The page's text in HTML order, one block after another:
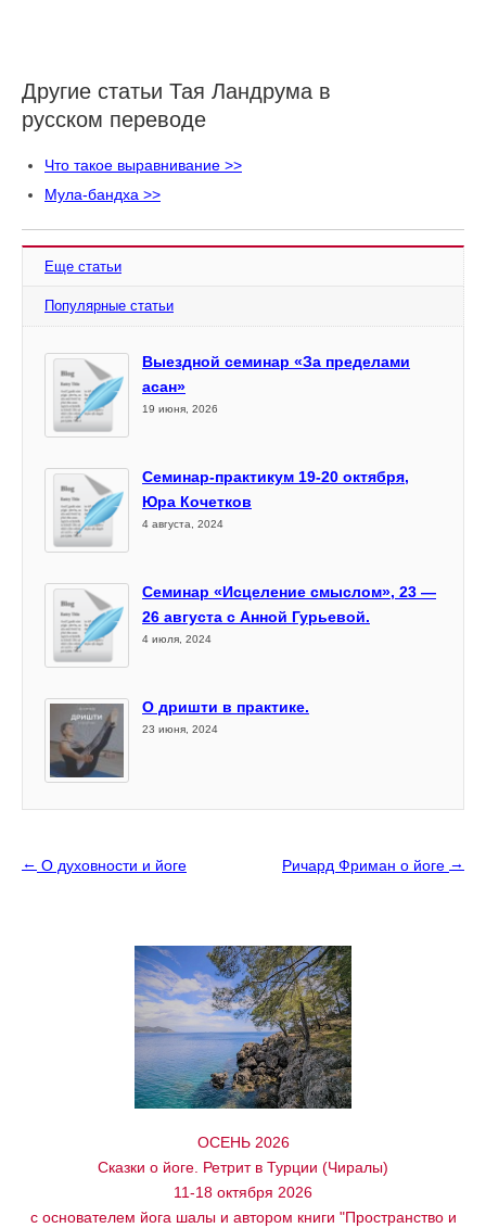
Другие статьи Тая Ландрума в
русском переводе
Что такое выравнивание >>
Мула-бандха >>
Еще статьи
Популярные статьи
Выездной семинар «За пределами
асан»
19 июня, 2026
Семинар-практикум 19-20 октября,
Юра Кочетков
4 августа, 2024
Семинар «Исцеление смыслом», 23 —
26 августа с Анной Гурьевой.
4 июля, 2024
О дришти в практике.
23 июня, 2024
← О духовности и йоге Ричард Фриман о йоге →
ОСЕНЬ 2026
Сказки о йоге. Ретрит в Турции (Чиралы)
11-18 октября 2026
с основателем йога шалы и автором книги "Пространство и